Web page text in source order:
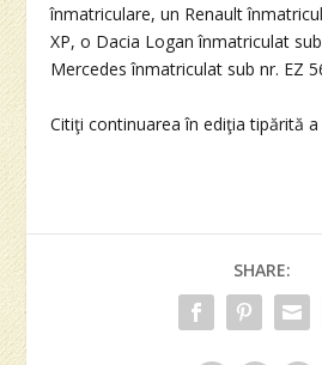
înmatriculare, un Renault
XP, o Dacia Logan înmatriculat
Mercedes înmatriculat sub nr. EZ
Citiţi continuarea în ediţia tipărită
SHARE: